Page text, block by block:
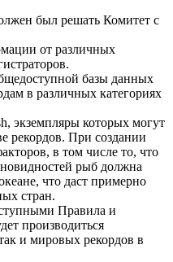
был решать Комитет с
от различных
базы данных
в различных категориях
экземпляры которых могут
рекордов. При создании
в том числе то, что
рыб должна
что даст примерно
стран.
Правила и
производиться
и мировых рекордов в